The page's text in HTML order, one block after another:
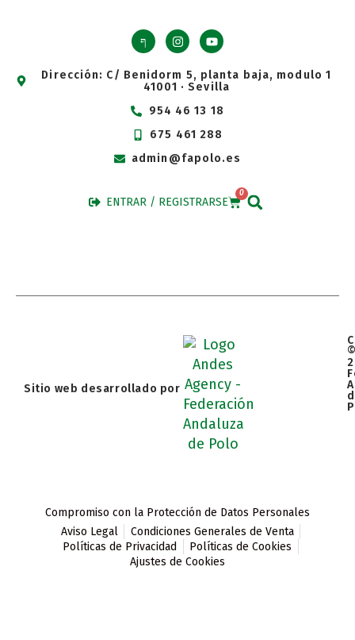
Dirección: C/ Benidorm 5, planta baja, modulo 1
41001 · Sevilla
954 46 13 18
675 461 288
admin@fapolo.es
ENTRAR / REGISTRARSE
0
Sitio web desarrollado por
Compromiso con la Protección de Datos Personales
Aviso Legal
Condiciones Generales de Venta
Políticas de Privacidad
Políticas de Cookies
Ajustes de Cookies